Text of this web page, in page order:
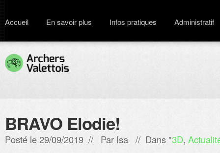
Accueil En savoir plus Infos pratiques Administratif
BRAVO Elodie!
Posté le 29/09/2019 // Par Isa // Dans "3D,